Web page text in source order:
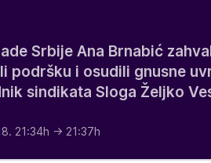
Srbije Ana Brnabić
podršku i osudili gnusne
sindikata Sloga Željko
21:34h → 21:37h